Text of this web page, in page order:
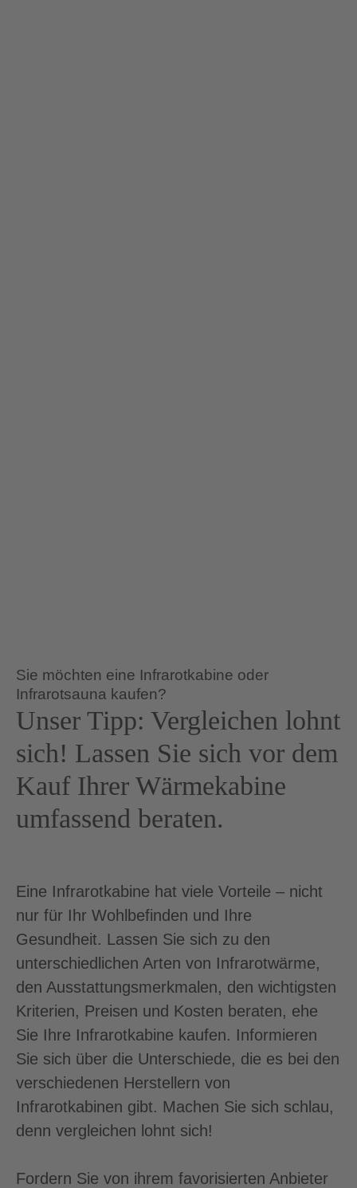
Sie möchten eine Infrarotkabine oder
Infrarotsauna kaufen?
Unser Tipp: Vergleichen lohnt
sich! Lassen Sie sich vor dem
Kauf Ihrer Wärmekabine
umfassend beraten.
Eine Infrarotkabine hat viele Vorteile – nicht
nur für Ihr Wohlbefinden und Ihre
Gesundheit. Lassen Sie sich zu den
unterschiedlichen Arten von Infrarotwärme,
den Ausstattungsmerkmalen, den wichtigsten
Kriterien, Preisen und Kosten beraten, ehe
Sie Ihre Infrarotkabine kaufen. Informieren
Sie sich über die Unterschiede, die es bei den
verschiedenen Herstellern von
Infrarotkabinen gibt. Machen Sie sich schlau,
denn vergleichen lohnt sich!
Fordern Sie von ihrem favorisierten Anbieter